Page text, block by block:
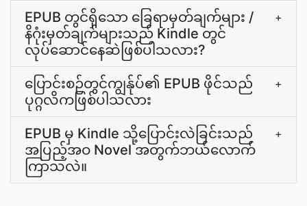
EPUB တွင်ရှိသော ခြေရာမှတ်ချက်များ /
နိဂုံးမှတ်ချက်များသည် Kindle တွင်
လုပ်ဆောင်နေဆဲဖြစ်ပါသလား?
+
ပြောင်းစဉ်တွင်ကျွန်ုပ်၏ EPUB ဖိုင်သည်
ပုဂ္ဂလိကဖြစ်ပါသလား
+
EPUB မှ Kindle သို့ပြောင်းလဲခြင်းသည်
အပြည့်အဝ Novel အတွက်ဘယ်လောက်
ကြာသလဲ။
+